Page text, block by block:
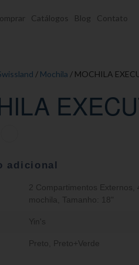
Catálogos Blog Contato
/ Mochila / MOCHILA
adicional
2 Compartimentos Externos
mochila
Tamanho: 18"
Yin's
Preto Preto+Verde